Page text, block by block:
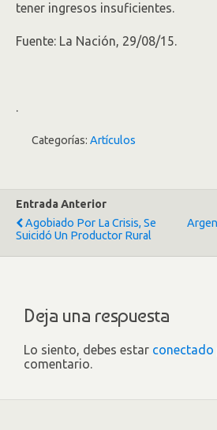
tener ingresos insuficientes.
Fuente: La Nación, 29/08/15.
.
Categorías: Artículos
Entrada Anterior
Agobiado Por La Crisis, Se
Suicidó Un Productor Rural
Deja una respuesta
Lo siento, debes estar conectado
comentario.